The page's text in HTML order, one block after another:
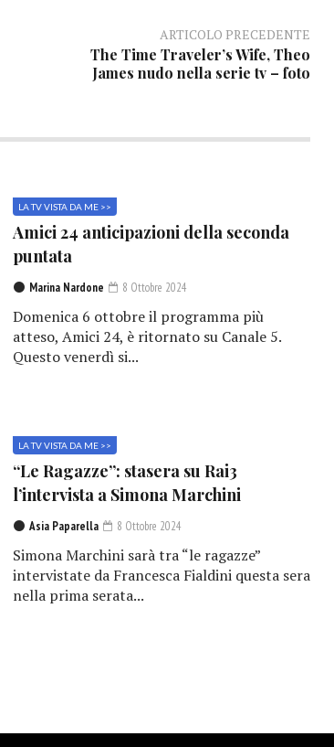
ARTICOLO PRECEDENTE
The Time Traveler’s Wife, Theo
James nudo nella serie tv – foto
LA TV VISTA DA ME >>
Amici 24 anticipazioni della seconda
puntata
Marina Nardone 8 Ottobre 2024
Domenica 6 ottobre il programma più
atteso, Amici 24, è ritornato su Canale 5.
Questo venerdì si...
LA TV VISTA DA ME >>
“Le Ragazze”: stasera su Rai3
l’intervista a Simona Marchini
Asia Paparella 8 Ottobre 2024
Simona Marchini sarà tra “le ragazze”
intervistate da Francesca Fialdini questa sera
nella prima serata...